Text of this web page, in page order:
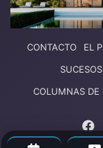
CONTACTO EL
SUCESOS
COLUMNAS DE